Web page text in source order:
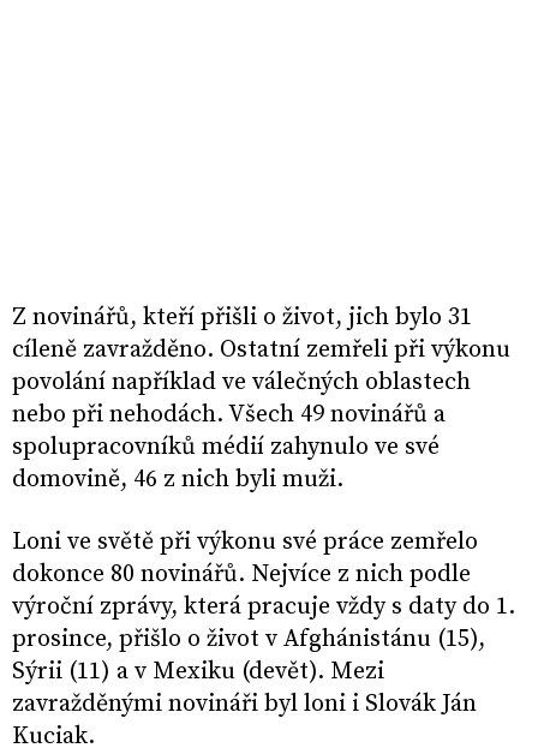
Z novinářů, kteří přišli o život, jich bylo 31
cíleně zavražděno. Ostatní zemřeli při výkonu
povolání například ve válečných oblastech
nebo při nehodách. Všech 49 novinářů a
spolupracovníků médií zahynulo ve své
domovině, 46 z nich byli muži.
Loni ve světě při výkonu své práce zemřelo
dokonce 80 novinářů. Nejvíce z nich podle
výroční zprávy, která pracuje vždy s daty do 1.
prosince, přišlo o život v Afghánistánu (15),
Sýrii (11) a v Mexiku (devět). Mezi
zavražděnými novináři byl loni i Slovák Ján
Kuciak.